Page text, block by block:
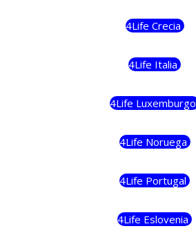
4Life Crecia
4Life Italia
4Life Luxemburgo
4Life Noruega
4Life Portugal
4Life Eslovenia